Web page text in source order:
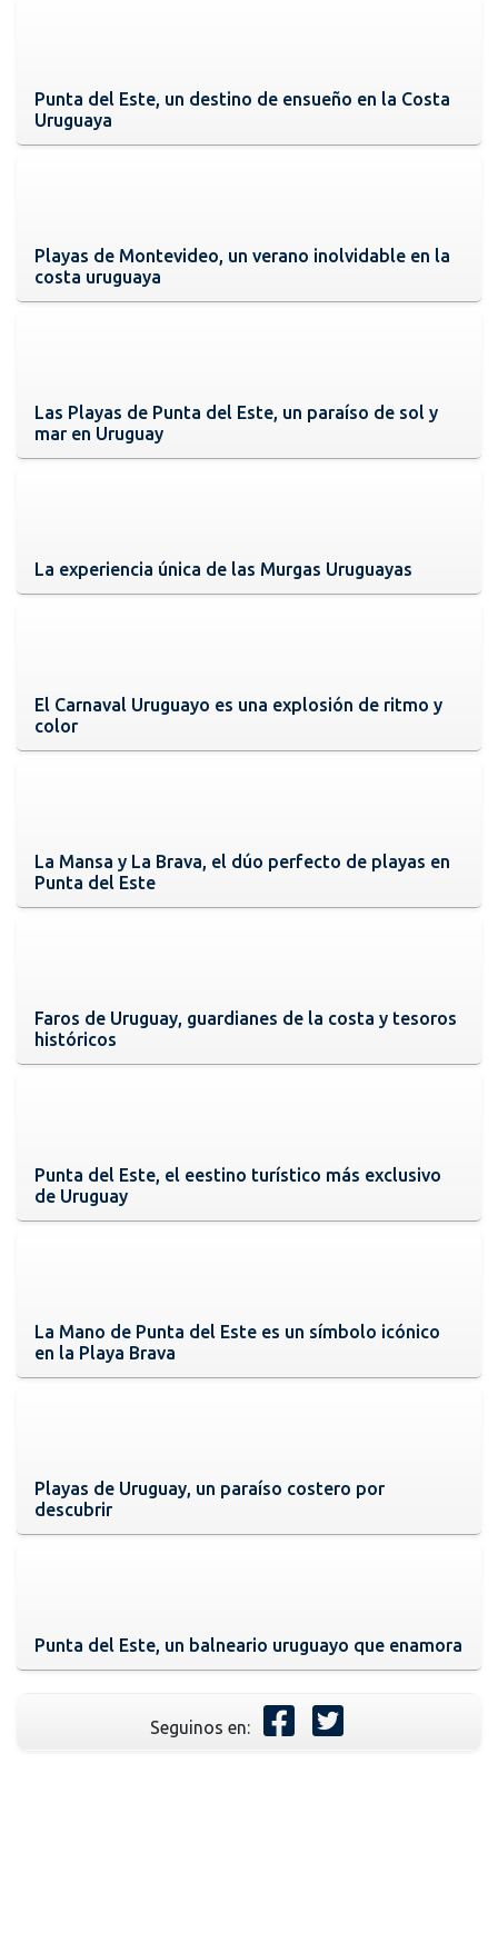
Punta del Este, un destino de ensueño en la Costa
Uruguaya
Playas de Montevideo, un verano inolvidable en la
costa uruguaya
Las Playas de Punta del Este, un paraíso de sol y
mar en Uruguay
La experiencia única de las Murgas Uruguayas
El Carnaval Uruguayo es una explosión de ritmo y
color
La Mansa y La Brava, el dúo perfecto de playas en
Punta del Este
Faros de Uruguay, guardianes de la costa y tesoros
históricos
Punta del Este, el eestino turístico más exclusivo
de Uruguay
La Mano de Punta del Este es un símbolo icónico
en la Playa Brava
Playas de Uruguay, un paraíso costero por
descubrir
Punta del Este, un balneario uruguayo que enamora
Seguinos en: